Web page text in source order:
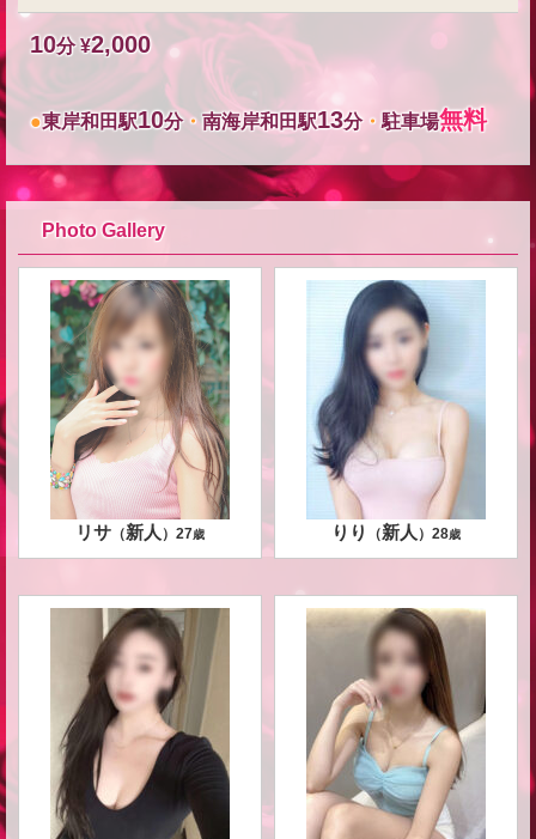
10分 ¥2,000
●東岸和田駅10分・南海岸和田駅13分・ 駐車場無料
Photo Gallery
リサ （新人 ） 27歳 りり （新人 ） 28歳